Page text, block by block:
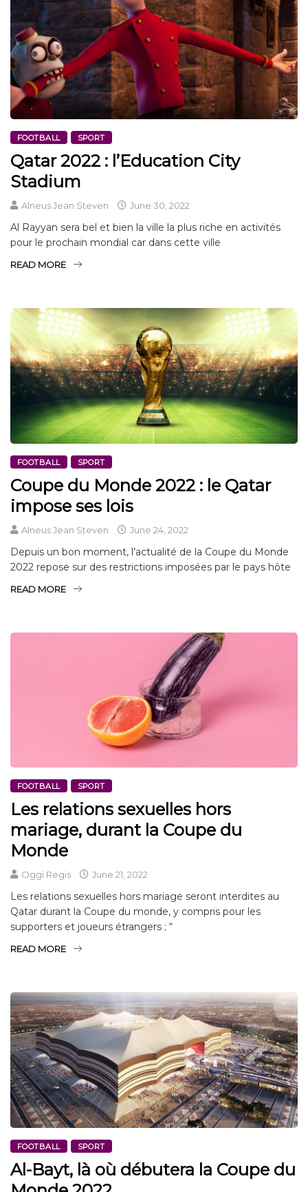
FOOTBALL SPORT
Qatar 2022 : l’Education City
Stadium
Alneus Jean Steven June 30, 2022
Al Rayyan sera bel et bien la ville la plus riche en activités
pour le prochain mondial car dans cette ville
READ MORE
FOOTBALL SPORT
Coupe du Monde 2022 : le Qatar
impose ses lois
Alneus Jean Steven June 24, 2022
Depuis un bon moment, l’actualité de la Coupe du Monde
2022 repose sur des restrictions imposées par le pays hôte
READ MORE
FOOTBALL SPORT
Les relations sexuelles hors
mariage, durant la Coupe du
Monde
Oggi Regis June 21, 2022
Les relations sexuelles hors mariage seront interdites au
Qatar durant la Coupe du monde, y compris pour les
supporters et joueurs étrangers ; “
READ MORE
FOOTBALL SPORT
Al-Bayt, là où débutera la Coupe du